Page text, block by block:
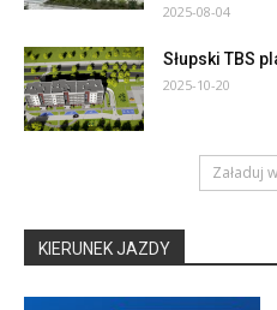
2025-08-04
Słupski TBS
2025-10-20
Załaduj
KIERUNEK JAZDY